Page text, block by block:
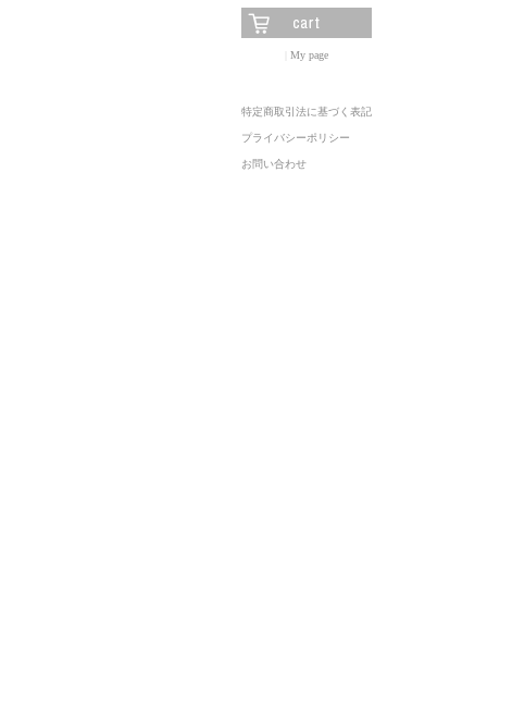
My page
特定商取引法に基づく表記
プライバシーポリシー
お問い合わせ